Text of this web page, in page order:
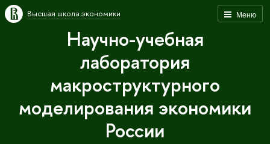
Меню
Высшая школа экономики
Научно-учебная
лаборатория
макроструктурного
моделирования экономики
России